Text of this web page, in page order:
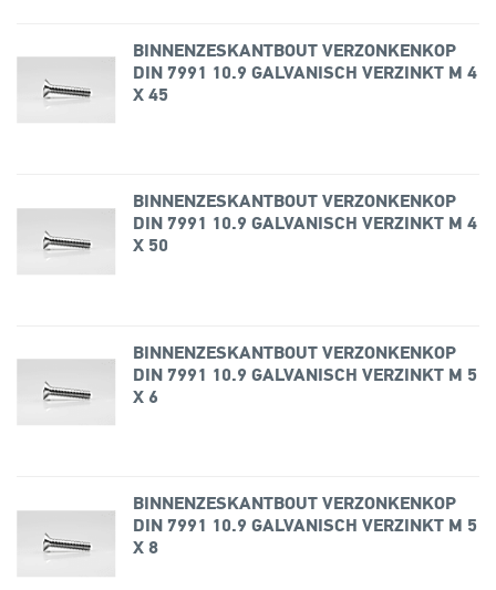
BINNENZESKANTBOUT VERZONKENKOP
DIN 7991 10.9 GALVANISCH VERZINKT M 4
X 45
BINNENZESKANTBOUT VERZONKENKOP
DIN 7991 10.9 GALVANISCH VERZINKT M 4
X 50
BINNENZESKANTBOUT VERZONKENKOP
DIN 7991 10.9 GALVANISCH VERZINKT M 5
X 6
BINNENZESKANTBOUT VERZONKENKOP
DIN 7991 10.9 GALVANISCH VERZINKT M 5
X 8